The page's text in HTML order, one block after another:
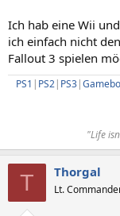
Ich hab eine Wii
ich einfach nicht
Fallout 3 spielen
PS1 | PS2| PS3|
"Life
T Thorgal
Lt.